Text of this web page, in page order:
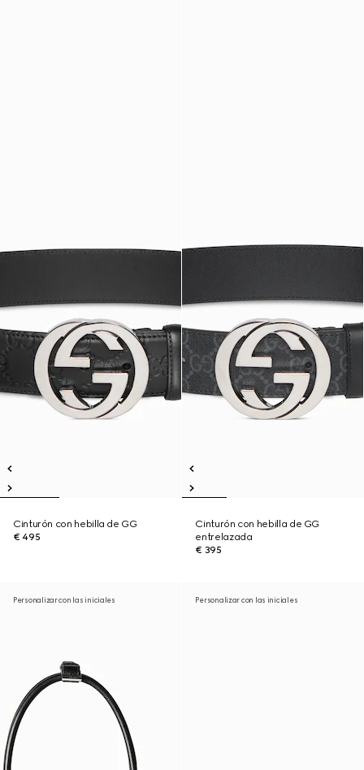
Cinturón con hebilla de GG
€ 495
Cinturón con hebilla de GG
entrelazada
€ 395
Personalizar con las iniciales Personalizar con las iniciales